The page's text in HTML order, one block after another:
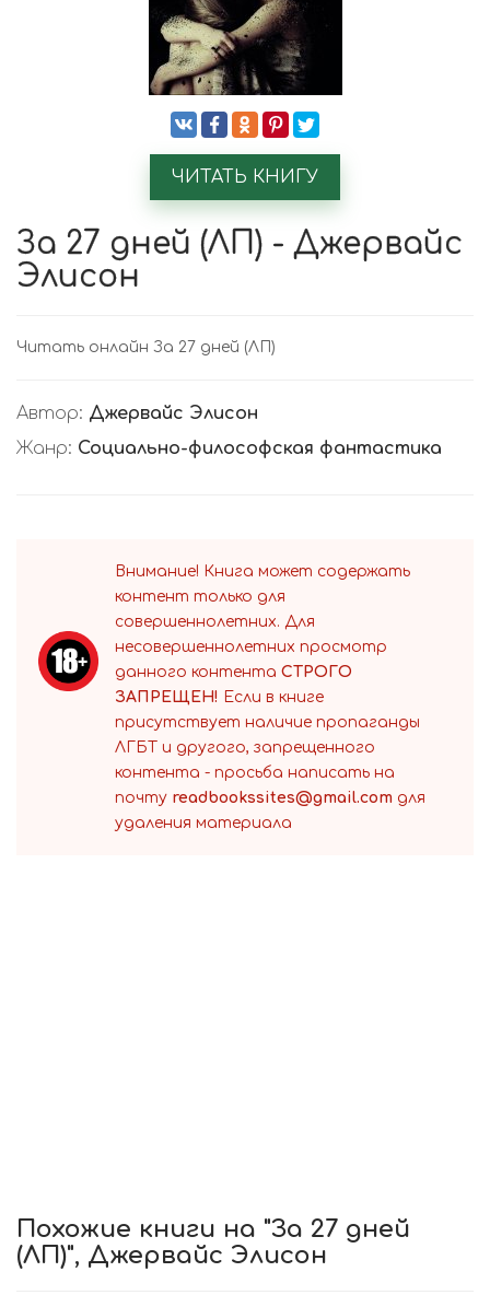
ЧИТАТЬ КНИГУ
За 27 дней (ЛП) - Джервайс
Элисон
Читать онлайн За 27 дней (ЛП)
Автор: Джервайс Элисон
Жанр: Социально-философская фантастика
Внимание! Книга может содержать
контент только для
совершеннолетних. Для
несовершеннолетних просмотр
данного контента СТРОГО
ЗАПРЕЩЕН! Если в книге
присутствует наличие пропаганды
ЛГБТ и другого, запрещенного
контента - просьба написать на
почту readbookssites@gmail.com для
удаления материала
Похожие книги на "За 27 дней
(ЛП)", Джервайс Элисон